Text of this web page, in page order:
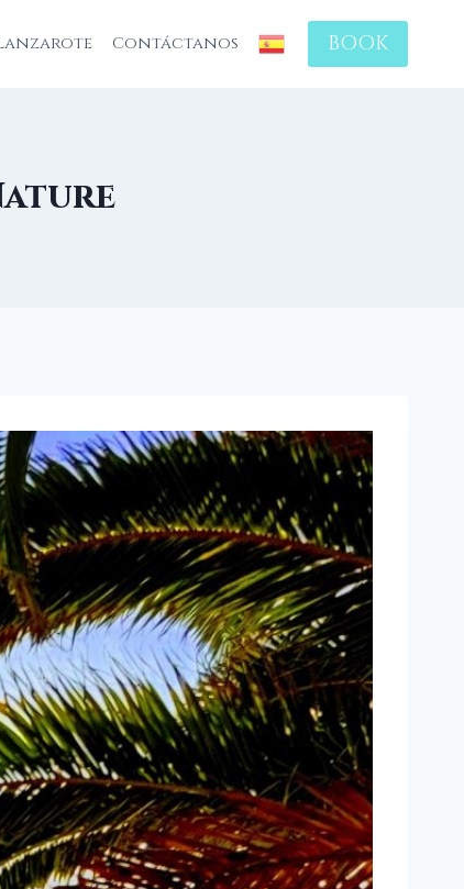
Contáctanos BOOK